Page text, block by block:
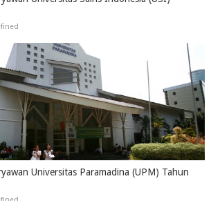
Universitas Paramadina (UPM) Tahun